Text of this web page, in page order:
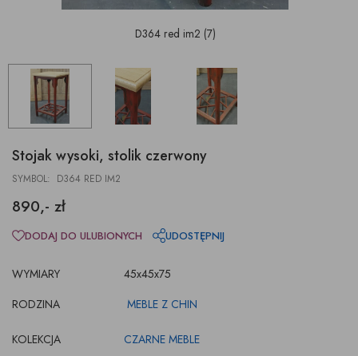
D364 red im2 (7)
Stojak wysoki, stolik czerwony
SYMBOL: D364 RED IM2
890,- zł
WYMIARY
45x45x75
RODZINA
MEBLE Z CHIN
KOLEKCJA CZARNE MEBLE
DODAJ DO ULUBIONYCH UDOSTĘPNIJ